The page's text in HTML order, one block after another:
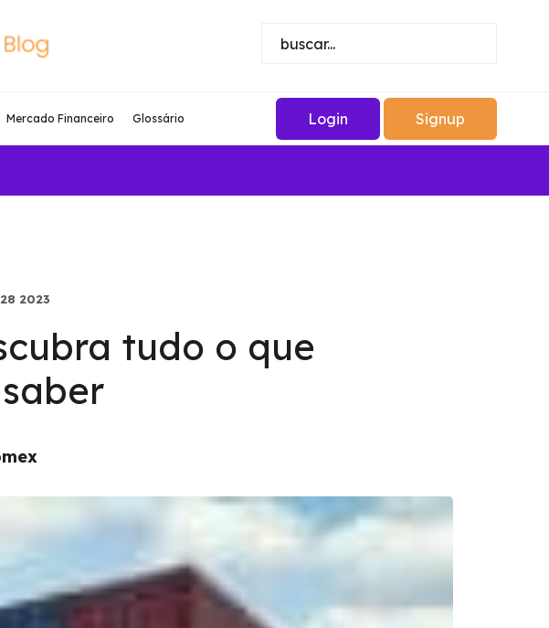
Mercado Financeiro Glossário Login Signup
2023
tudo o que